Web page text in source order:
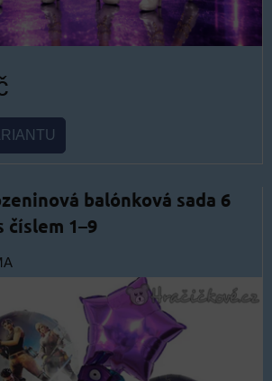
balónková sada 6
číslem 1–9